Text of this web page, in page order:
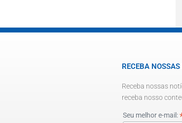
RECEBA
Receba nossas
receba nosso
Seu melhor e-mail: